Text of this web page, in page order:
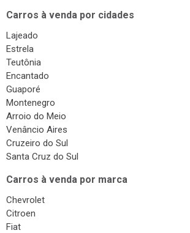
Carros à venda por cidades
Lajeado
Estrela
Teutônia
Encantado
Guaporé
Montenegro
Arroio do Meio
Venâncio Aires
Cruzeiro do Sul
Santa Cruz do Sul
Carros à venda por marca
Chevrolet
Citroen
Fiat